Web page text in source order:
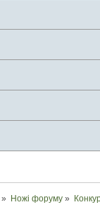
» Ножі форуму »